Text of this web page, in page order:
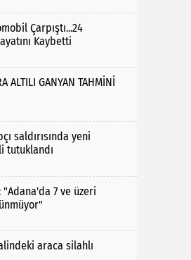
Çarpıştı...24
Kaybetti
ALTILI GANYAN TAHMİNİ
saldırısında yeni
tutuklandı
"Adana'da 7 ve üzeri
araca silahlı